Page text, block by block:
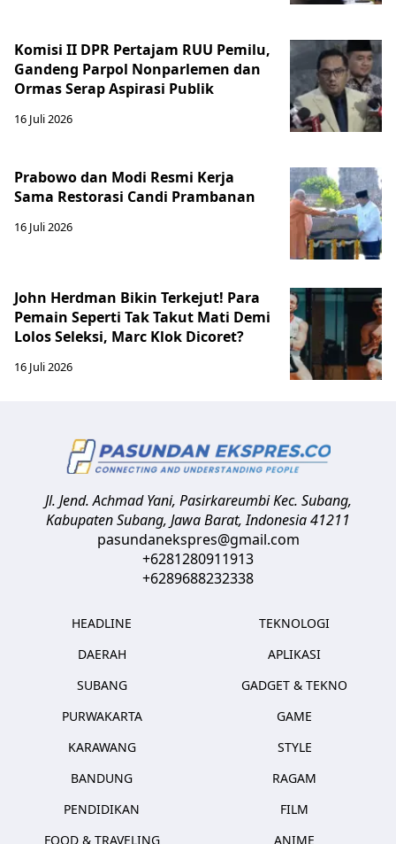
Komisi II DPR Pertajam RUU Pemilu,
Gandeng Parpol Nonparlemen dan
Ormas Serap Aspirasi Publik
16 Juli 2026
Prabowo dan Modi Resmi Kerja
Sama Restorasi Candi Prambanan
16 Juli 2026
John Herdman Bikin Terkejut! Para
Pemain Seperti Tak Takut Mati Demi
Lolos Seleksi, Marc Klok Dicoret?
16 Juli 2026
Jl. Jend. Achmad Yani, Pasirkareumbi Kec. Subang,
Kabupaten Subang, Jawa Barat,Indonesia41211
pasundanekspres@gmail.com
+6281280911913
+6289688232338
HEADLINE
DAERAH
SUBANG
PURWAKARTA
KARAWANG
BANDUNG
PENDIDIKAN
FOOD & TRAVELING
TEKNOLOGI
APLIKASI
GADGET & TEKNO
GAME
STYLE
RAGAM
FILM
ANIME